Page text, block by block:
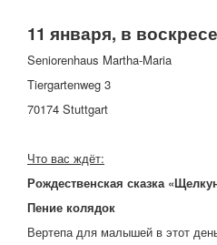
11 января, в
Seniorenhaus Martha-Maria
Tiergartenweg 3
70174 Stuttgart
Что вас ждёт:
Рождественская сказка
Пение колядок
Вертепа для малышей в этот